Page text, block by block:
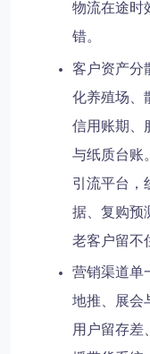
物流在途时
错。
客户资产分
化养殖场、
信用账期、
与纸质台账
引流平台，
据、复购预
老客户留不
营销渠道单
地推、展会
用户留存差